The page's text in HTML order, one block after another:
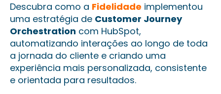
Descubra como a Fidelidade implementou
uma estratégia de Customer Journey
Orchestration com HubSpot,
automatizando interações ao longo de toda
a jornada do cliente e criando uma
experiência mais personalizada, consistente
e orientada para resultados.